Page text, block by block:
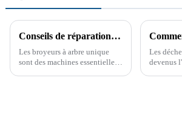
Conseils de réparation pour les broyeurs à arbre unique
Les broyeurs à arbre unique
sont des machines essentielles
Les
devenus